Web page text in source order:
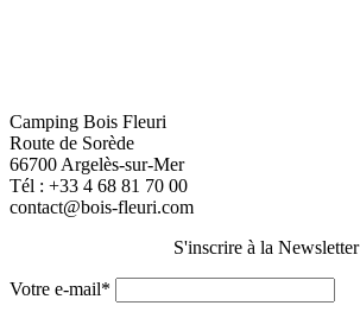
Camping Bois Fleuri
Route de Sorède
66700 Argelès-sur-Mer
Tél : +33 4 68 81 70 00
contact@bois-fleuri.com
S'inscrire à la Newsletter
Votre e-mail*